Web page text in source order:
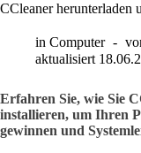
CCleaner herunterladen
in Computer
aktualisiert
Erfahren Sie, wie Sie
installieren, um Ihren
gewinnen und